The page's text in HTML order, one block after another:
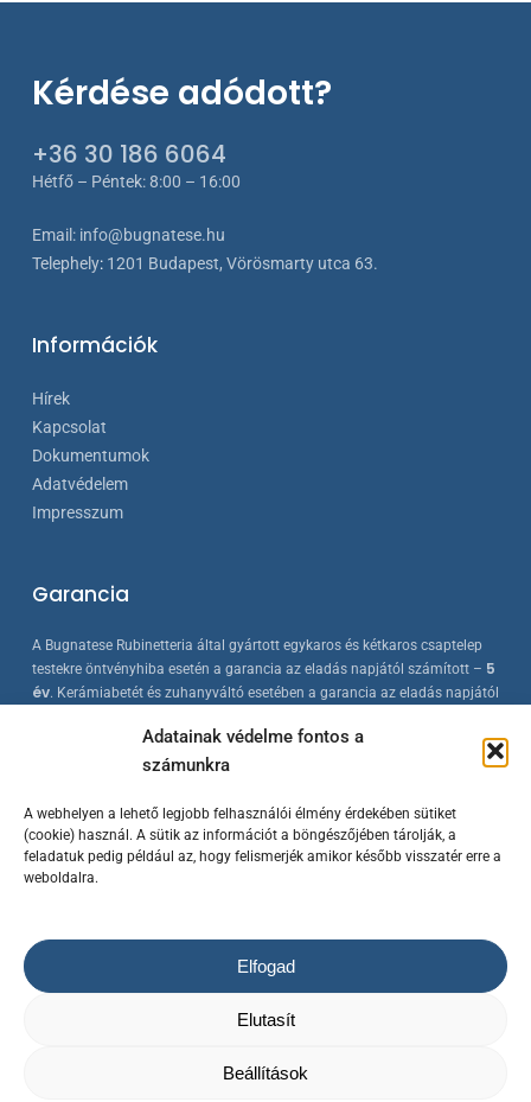
Adatainak védelme fontos a
számunkra
A webhelyen a lehető legjobb felhasználói élmény érdekében sütiket
(cookie) használ. A sütik az információt a böngészőjében tárolják, a
feladatuk pedig például az, hogy felismerjék amikor később visszatér erre a
weboldalra.
Elfogad
Elutasít
Beállítások
Kérdése adódott?
+36 30 186 6064
Hétfő – Péntek: 8:00 – 16:00
Email: info@bugnatese.hu
Telephely: 1201 Budapest, Vörösmarty utca 63.
Információk
Hírek
Kapcsolat
Dokumentumok
Adatvédelem
Impresszum
Garancia
A Bugnatese Rubinetteria által gyártott egykaros és kétkaros csaptelep
testekre öntvényhiba esetén a garancia az eladás napjától számított – 5
év. Kerámiabetét és zuhanyváltó esetében a garancia az eladás napjától
szabványokkal összhangban készülnek, folyamatos minőség-ellenőrzés
© 2023 Bugnatese Hungary Kft.– bugnatese.hu/ Készítette aRowww
/ Minden jog fenntartva!
illusztrációk.